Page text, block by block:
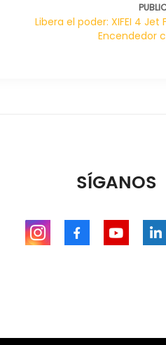
Libera el poder: XIFEI 4
Encendedor
SÍGANOS